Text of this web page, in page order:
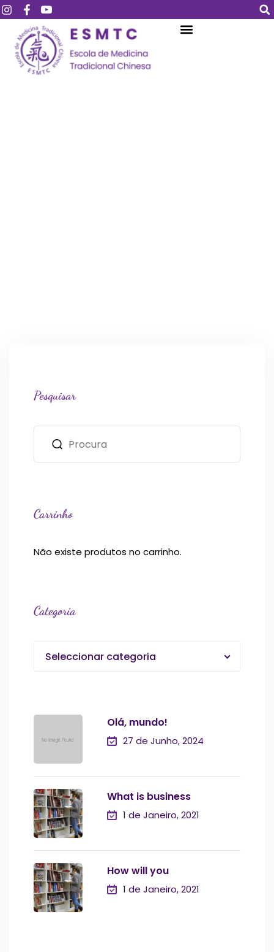
Pesquisar
Carrinho
Não existe produtos no carrinho.
Categoria
Seleccionar categoria
Olá, mundo!
27 de Junho, 2024
What is business
1 de Janeiro, 2021
How will you
1 de Janeiro, 2021
Login Assinar
Login